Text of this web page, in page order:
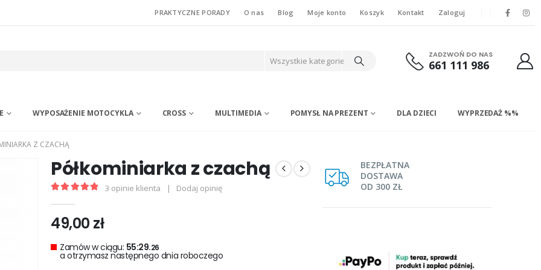
PRAKTYCZNE PORADY O nas Blog Moje konto Koszyk Kontakt Zaloguj
Wszystkie kategorie
ZADZWOŃ DO NAS
661 111 986
WYPOSAŻENIE MOTOCYKLA CROSS MULTIMEDIA POMYSŁ NA PREZENT DLA DZIECI WYPRZEDAŻ %%
Z CZACHĄ
Półkominiarka z czachą
3 opinie klienta | Dodaj opinię
49,00 zł
Zamów w ciągu: 55:29.25
a otrzymasz następnego dnia roboczego
BEZPŁATNA
DOSTAWA
OD 300 ZŁ